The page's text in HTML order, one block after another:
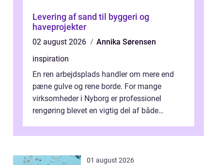
Levering af sand til byggeri og
haveprojekter
02 august 2026
Annika Sørensen
inspiration
En ren arbejdsplads handler om mere end
pæne gulve og rene borde. For mange
virksomheder i Nyborg er professionel
rengøring blevet en vigtig del af både
samlede ...
01 august 2026